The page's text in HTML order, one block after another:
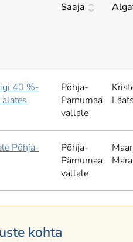
Saaja
40 %-
Põhja-
Pärnumaa
vallale
Põhja-
Põhja-
Pärnumaa
vallale
kohta